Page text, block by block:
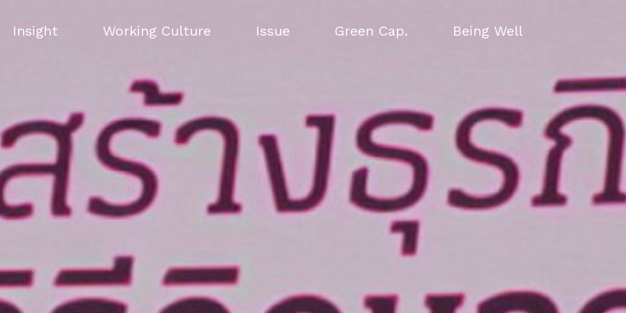
Insight
Working Culture
Issue
Green Cap.
Being Well